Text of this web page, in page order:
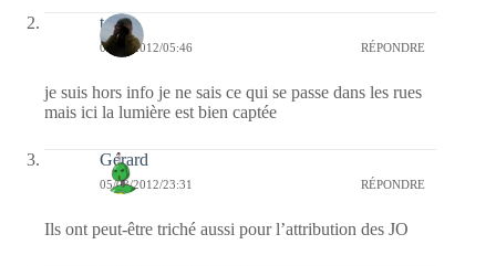
telos
06/08/2012/05:46 RÉPONDRE
je suis hors info je ne sais ce qui se passe dans les rues
mais ici la lumière est bien captée
Gérard
05/08/2012/23:31 RÉPONDRE
Ils ont peut-être triché aussi pour l’attribution des JO